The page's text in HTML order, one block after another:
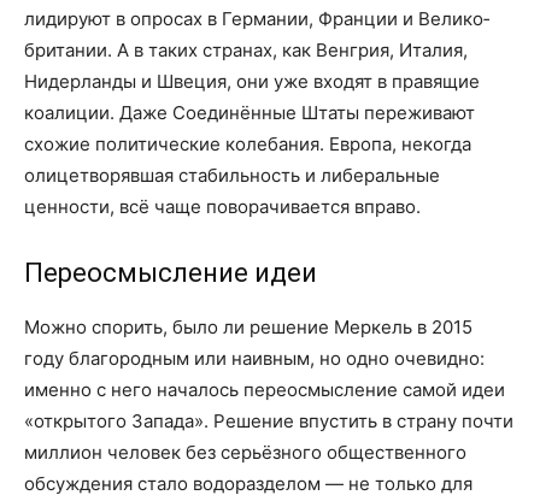
лидируют в опросах в Германии, Франции и Велико­
бри­тании. А в таких странах, как Венгрия, Италия,
Нидерланды и Швеция, они уже входят в правящие
коалиции. Даже Соединённые Штаты переживают
схожие политические колебания. Европа, некогда
олицетворявшая стабильность и либеральные
ценности, всё чаще поворачивается вправо.
Переосмысление идеи
Можно спорить, было ли решение Меркель в 2015
году благородным или наивным, но одно очевидно:
именно с него началось переосмысление самой идеи
«открытого Запада». Решение впустить в страну почти
миллион человек без серьёзного общественного
обсуждения стало водоразделом — не только для